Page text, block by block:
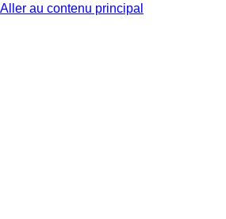
Aller au contenu principal